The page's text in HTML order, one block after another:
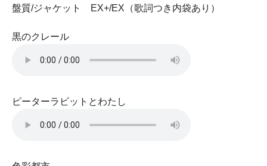
盤質/ジャケット EX+/EX（歌詞つき内袋あり）
黒のクレール
ピーターラビットとわたし